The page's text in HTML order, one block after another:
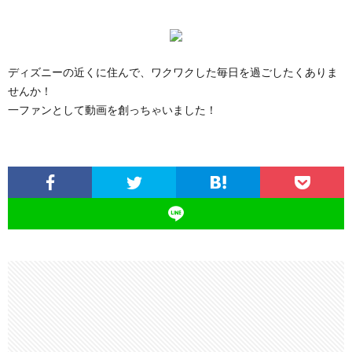
ディズニーの近くに住んで、ワクワクした毎日を過ごしたくありま
せんか！
一ファンとして動画を創っちゃいました！